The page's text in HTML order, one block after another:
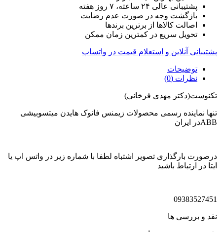
پشتیبانی عالی ۲۴ ساعته، ۷ روز هفته
بازگشت وجه در صورت عدم رضایت
اصالت کالاها از برترین برندها
تحویل سریع در کمترین زمان ممکن
پشتیبانی آنلاین و استعلام قیمت در واتساپ
توضیحات
نظرات (0)
تکنوست(دکتر مهدی فرخانی)
تنها نماینده رسمی محصولات زیمنس فانوک هایدن میتسوبیشی
ABBدر ایران
درصورت بارگذاری تصویر اشتباه لطفا با شماره زیر در واتس اپ یا
ایتا در ارتباط باشید
09383527451
نقد و بررسی ها